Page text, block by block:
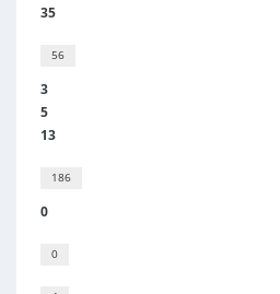
35
56
3
5
13
186
0
0